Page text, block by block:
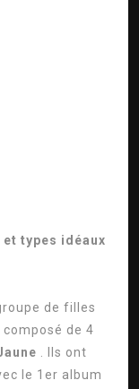
types idéaux
de filles
de 4
. Ils ont
le 1er album